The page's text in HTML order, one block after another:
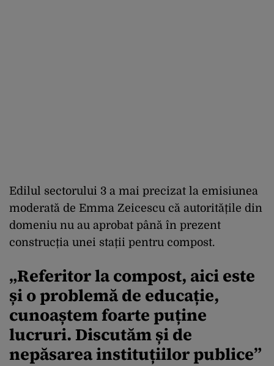
Edilul sectorului 3 a mai precizat la emisiunea
moderată de Emma Zeicescu că autoritățile din
domeniu nu au aprobat până în prezent
construcția unei stații pentru compost.
„Referitor la compost, aici este
și o problemă de educație,
cunoaștem foarte puține
lucruri. Discutăm și de
nepăsarea instituțiilor publice”